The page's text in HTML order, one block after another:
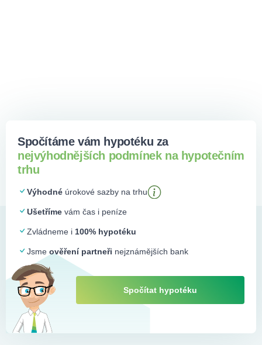
Spočítáme vám hypotéku za
nejvýhodnějších podmínek na hypotečním
trhu
Výhodné úrokové sazby na trhu
Ušetříme vám čas i peníze
Zvládneme i 100% hypotéku
Jsme ověření partneři nejznámějších bank
Spočítat hypotéku